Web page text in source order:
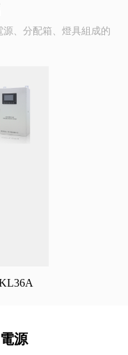
、分配箱、燈具組成的
源